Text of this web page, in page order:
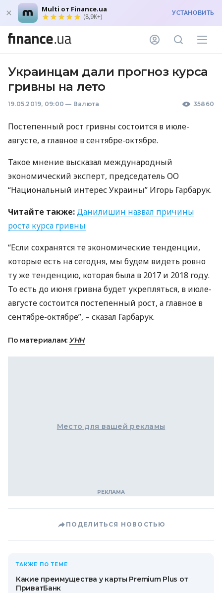
Multi от Finance.ua
(8,9K+) УСТАНОВИТЬ
Украинцам дали прогноз курса
гривны на лето
19.05.2019, 09:00 — Валюта 35860
Постепенный рост гривны состоится в июле-
августе, а главное в сентябре-октябре.
Такое мнение высказал международный
экономический эксперт, председатель ОО
“Национальный интерес Украины” Игорь Гарбарук.
Читайте также:Данилишин назвал причины
роста курса гривны
“Если сохранятся те экономические тенденции,
которые есть на сегодня, мы будем видеть ровно
ту же тенденцию, которая была в 2017 и 2018 году.
То есть до июня гривна будет укрепляться, в июле-
августе состоится постепенный рост, а главное в
сентябре-октябре”, – сказал Гарбарук.
По материалам: УНН
Место для вашей рекламы
ПОДЕЛИТЬСЯ НОВОСТЬЮ
ТАКЖЕ ПО ТЕМЕ
Какие преимущества у карты Premium Plus от
ПриватБанк